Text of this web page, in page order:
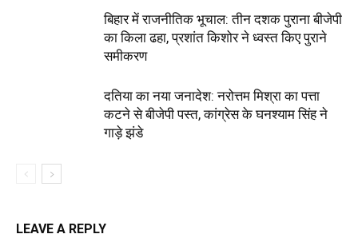
बिहार में राजनीतिक भूचाल: तीन दशक पुराना बीजेपी
का किला ढहा, प्रशांत किशोर ने ध्वस्त किए पुराने
समीकरण
दतिया का नया जनादेश: नरोत्तम मिश्रा का पत्ता
कटने से बीजेपी पस्त, कांग्रेस के घनश्याम सिंह ने
गाड़े झंडे
LEAVE A REPLY